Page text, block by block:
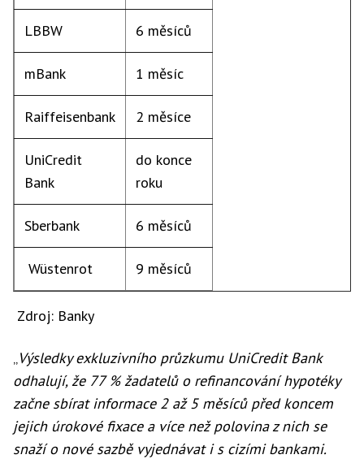
LBBW 6 měsíců
mBank 1 měsíc
Raiffeisenbank 2 měsíce
UniCredit
Bank
do konce
roku
Sberbank 6 měsíců
Wüstenrot 9 měsíců
Zdroj: Banky
„Výsledky exkluzivního průzkumu UniCredit Bank
odhalují, že 77 % žadatelů o refinancování hypotéky
začne sbírat informace 2 až 5 měsíců před koncem
jejich úrokové fixace a více než polovina z nich se
snaží o nové sazbě vyjednávat i s cizími bankami.